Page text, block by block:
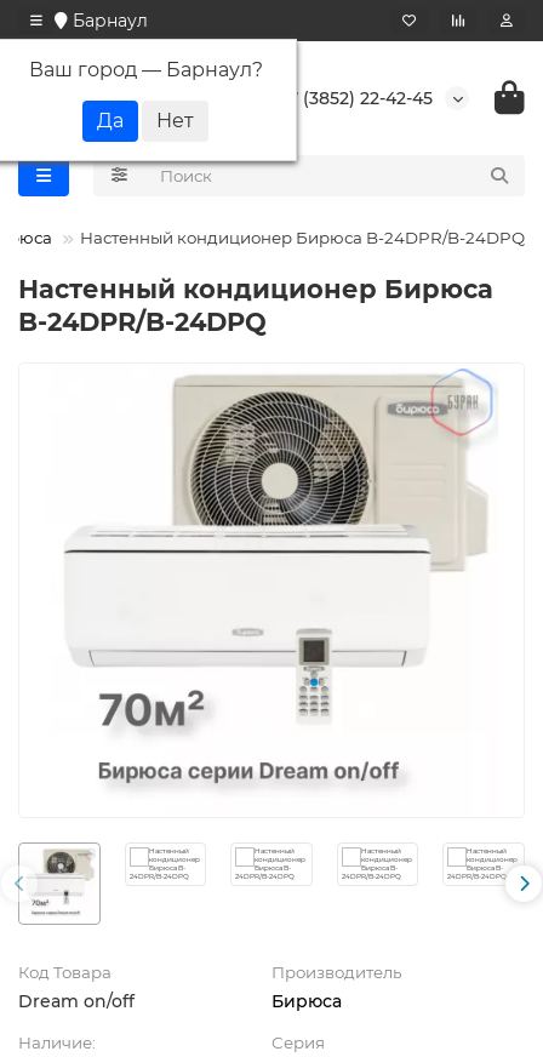
Барнаул
Ваш город — Барнаул?
+7 (3852) 22-42-45
Настенный кондиционер Бирюса B-24DPR/B-24DPQ
Настенный кондиционер Бирюса
B-24DPR/B-24DPQ
Код Товара
Dream on/off
Производитель
Бирюса
Наличие: Серия